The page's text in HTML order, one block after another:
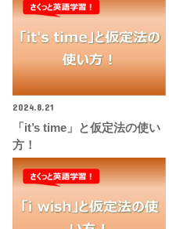
2024.8.21
「it’s time」と仮定法の使い
方！